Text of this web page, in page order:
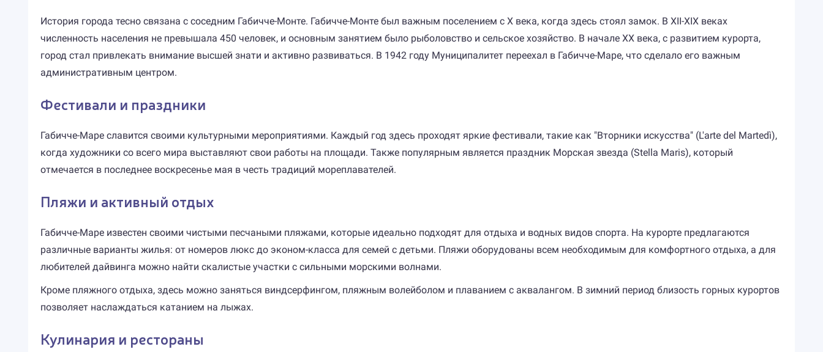
История города тесно связана с соседним Габичче-Монте. Габичче-Монте был важным поселением с X века, когда здесь стоял замок. В XII-XIX веках
численность населения не превышала 450 человек, и основным занятием было рыболовство и сельское хозяйство. В начале XX века, с развитием курорта,
город стал привлекать внимание высшей знати и активно развиваться. В 1942 году Муниципалитет переехал в Габичче-Маре, что сделало его важным
административным центром.
Фестивали и праздники
Габичче-Маре славится своими культурными мероприятиями. Каждый год здесь проходят яркие фестивали, такие как "Вторники искусства" (L'arte del Martedì),
когда художники со всего мира выставляют свои работы на площади. Также популярным является праздник Морская звезда (Stella Maris), который
отмечается в последнее воскресенье мая в честь традиций мореплавателей.
Пляжи и активный отдых
Габичче-Маре известен своими чистыми песчаными пляжами, которые идеально подходят для отдыха и водных видов спорта. На курорте предлагаются
различные варианты жилья: от номеров люкс до эконом-класса для семей с детьми. Пляжи оборудованы всем необходимым для комфортного отдыха, а для
любителей дайвинга можно найти скалистые участки с сильными морскими волнами.
Кроме пляжного отдыха, здесь можно заняться виндсерфингом, пляжным волейболом и плаванием с аквалангом. В зимний период близость горных курортов
позволяет наслаждаться катанием на лыжах.
Кулинария и рестораны